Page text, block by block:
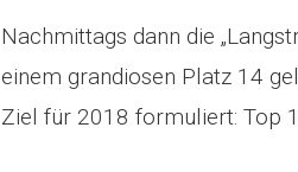
Nachmittags dann die
einem grandiosen Platz 14
Ziel für 2018 formuliert: Top